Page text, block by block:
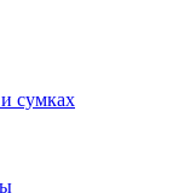
сумках